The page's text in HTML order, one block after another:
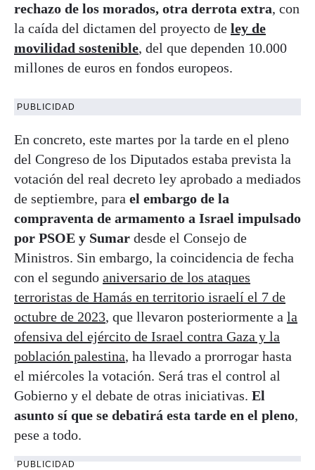
rechazo de los morados, otra derrota extra, con
la caída del dictamen del proyecto de ley de
movilidad sostenible, del que dependen 10.000
millones de euros en fondos europeos.
PUBLICIDAD
En concreto, este martes por la tarde en el pleno
del Congreso de los Diputados estaba prevista la
votación del real decreto ley aprobado a mediados
de septiembre, para el embargo de la
compraventa de armamento a Israel impulsado
por PSOE y Sumar desde el Consejo de
Ministros. Sin embargo, la coincidencia de fecha
con el segundo aniversario de los ataques
terroristas de Hamás en territorio israelí el 7 de
octubre de 2023, que llevaron posteriormente a la
ofensiva del ejército de Israel contra Gaza y la
población palestina, ha llevado a prorrogar hasta
el miércoles la votación. Será tras el control al
Gobierno y el debate de otras iniciativas. El
asunto sí que se debatirá esta tarde en el pleno,
pese a todo.
PUBLICIDAD